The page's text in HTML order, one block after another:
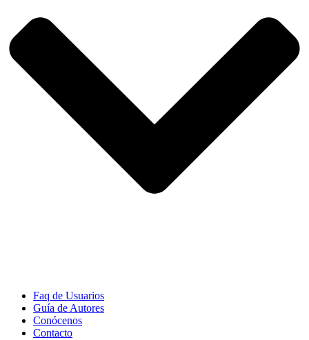
Faq de Usuarios
Guía de Autores
Conócenos
Contacto